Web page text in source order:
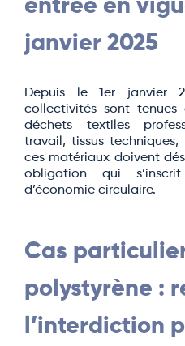
entrée en
janvier 2025
Depuis le 1er janvier
collectivités sont
déchets textiles
travail, tissus techniques,
ces matériaux doivent
obligation qui
d’économie circulaire.
Cas
polystyrène :
l’interdiction